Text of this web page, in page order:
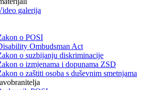
galerija
o POSI
Ombudsman Act
o suzbijanju diskriminacije
o izmjenama i dopunama ZSD
o zaštiti osoba s duševnim smetnjama